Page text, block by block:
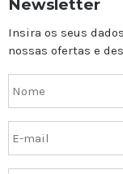
Newsletter
Insira os seus
nossas ofertas e